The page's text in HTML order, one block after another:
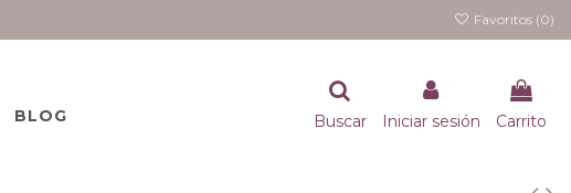
Favoritos (0)
BLOG Buscar Iniciar sesión Carrito